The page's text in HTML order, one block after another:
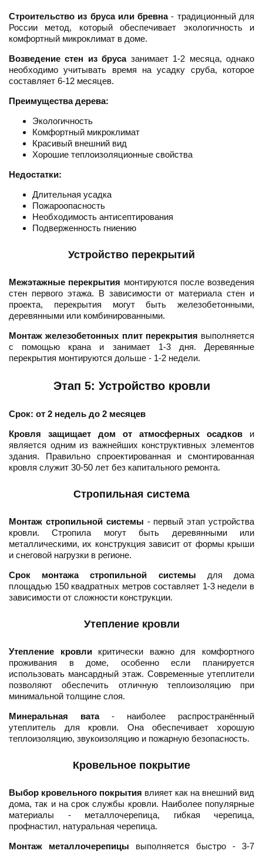
Строительство из бруса или бревна- традиционный для
России метод, который обеспечивает экологичность и
комфортный микроклимат в доме.
Возведение стен из брусазанимает 1-2 месяца, однако
необходимо учитывать время на усадку сруба, которое
составляет 6-12 месяцев.
Преимущества дерева:
Экологичность
Комфортный микроклимат
Красивый внешний вид
Хорошие теплоизоляционные свойства
Недостатки:
Длительная усадка
Пожароопасность
Необходимость антисептирования
Подверженность гниению
Устройство перекрытий
Межэтажные перекрытия монтируются после возведения
стен первого этажа. В зависимости от материала стен и
проекта, перекрытия могут быть железобетонными,
деревянными или комбинированными.
Монтаж железобетонных плит перекрытия выполняется
с помощью крана и занимает 1-3 дня. Деревянные
перекрытия монтируются дольше - 1-2 недели.
Этап 5: Устройство кровли
Срок: от 2 недель до 2 месяцев
Кровля защищает дом от атмосферных осадков и
является одним из важнейших конструктивных элементов
здания. Правильно спроектированная и смонтированная
кровля служит 30-50 лет без капитального ремонта.
Стропильная система
Монтаж стропильной системы - первый этап устройства
кровли. Стропила могут быть деревянными или
металлическими, их конструкция зависит от формы крыши
и снеговой нагрузки в регионе.
Срок монтажа стропильной системы для дома
площадью 150 квадратных метров составляет 1-3 недели в
зависимости от сложности конструкции.
Утепление кровли
Утепление кровликритически важно для комфортного
проживания в доме, особенно если планируется
использовать мансардный этаж. Современные утеплители
позволяют обеспечить отличную теплоизоляцию при
минимальной толщине слоя.
Минеральная вата- наиболее распространённый
утеплитель для кровли. Она обеспечивает хорошую
теплоизоляцию, звукоизоляцию и пожарную безопасность.
Кровельное покрытие
Выбор кровельного покрытия влияет как на внешний вид
дома, так и на срок службы кровли. Наиболее популярные
материалы - металлочерепица, гибкая черепица,
профнастил, натуральная черепица.
Монтаж металлочерепицы выполняется быстро - 3-7